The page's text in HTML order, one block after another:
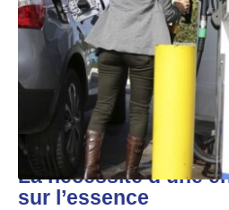
La nécessité d’une
sur l’essence